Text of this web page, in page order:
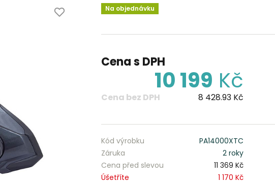
Na objednávku
Cena s DPH
10 199 Kč
Cena bez DPH 8 428.93Kč
Kód výrobku
PA14000XTC
Záruka
2 roky
Cena před slevou
11 369 Kč
Úšetříte
1 170 Kč